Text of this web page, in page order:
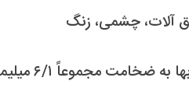
آلات، چشمی، زنگ
استفاده از دو لایه